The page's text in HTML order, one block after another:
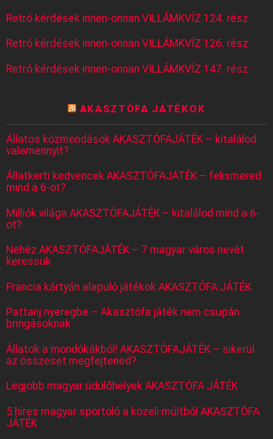
Retró kérdések innen-onnan VILLÁMKVÍZ 124. rész
Retró kérdések innen-onnan VILLÁMKVÍZ 126. rész
Retró kérdések innen-onnan VILLÁMKVÍZ 147. rész
AKASZTÓFA JÁTÉKOK
Állatos közmondások AKASZTÓFAJÁTÉK – kitalálod
valamennyit?
Állatkerti kedvencek AKASZTÓFAJÁTÉK – felismered
mind a 6-ot?
Milliók világa AKASZTÓFAJÁTÉK – kitalálod mind a 6-
ot?
Nehéz AKASZTÓFAJÁTÉK – 7 magyar város nevét
keressük
Francia kártyán alapuló játékok AKASZTÓFA JÁTÉK
Pattanj nyeregbe – Akasztófa játék nem csupán
bringásoknak
Állatok a mondókákból! AKASZTÓFAJÁTÉK – sikerül
az összeset megfejtened?
Legjobb magyar üdülőhelyek AKASZTÓFA JÁTÉK
5 híres magyar sportoló a közeli múltból AKASZTÓFA
JÁTÉK